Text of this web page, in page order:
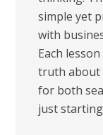
simple yet
with
Each
truth about
for both
just